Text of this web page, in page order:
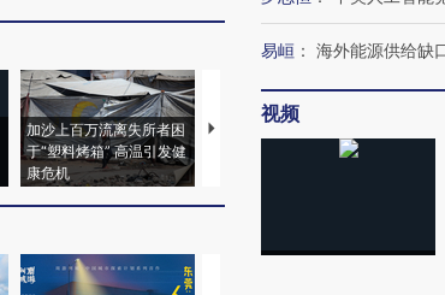
加沙上百万流离失所者困
于“塑料烤箱” 高温引发健
康危机
马航飞行员跨国走私7万
粒摇头丸 尿检体内含3种
泽连
要防
易峘 ： 海外能源供给缺
视频